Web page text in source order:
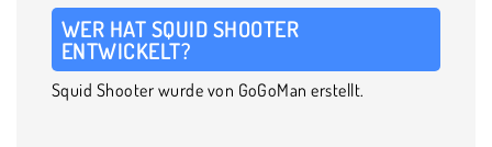
WER HAT SQUID SHOOTER
ENTWICKELT?
Squid Shooter wurde von GoGoMan erstellt.